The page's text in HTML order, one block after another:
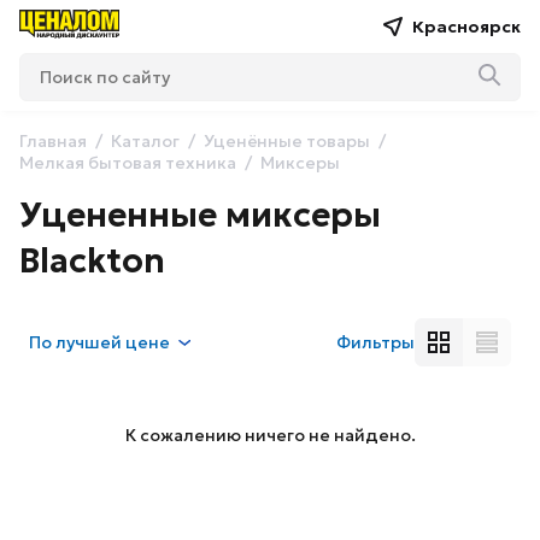
Красноярск
Главная Каталог
Уценённые товары
Мелкая бытовая техника
Миксеры
Уцененные миксеры
Blackton
Получшей цене Фильтры
К сожалению ничего не найдено.